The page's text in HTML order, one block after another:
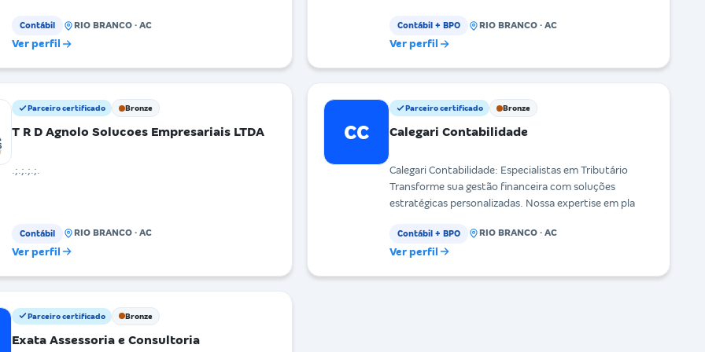
Contábil RIO BRANCO · AC
Ver perfil
Contábil + BPO RIO BRANCO · AC
Ver perfil
Parceiro certificado Bronze
T R D Agnolo Solucoes Empresariais LTDA
.;.;.;.;.
Contábil RIO BRANCO · AC
Ver perfil
CC
Parceiro certificado Bronze
Calegari Contabilidade
Calegari Contabilidade: Especialistas em Tributário
Transforme sua gestão financeira com soluções
estratégicas personalizadas. Nossa expertise em pla
Contábil + BPO RIO BRANCO · AC
Ver perfil
Parceiro certificado Bronze
Exata Assessoria e Consultoria